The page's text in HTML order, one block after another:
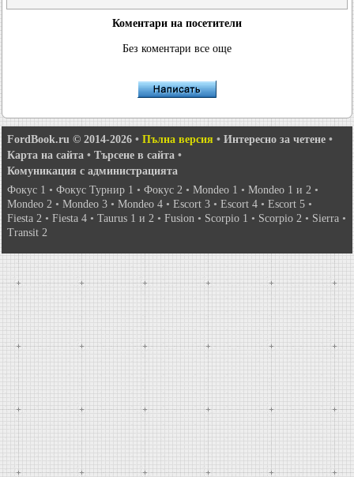
Коментари на посетители
Без коментари все още
FordBook.ru © 2014-2026 • Пълна версия • Интересно за четене •
Карта на сайта • Търсене в сайта •
Комуникация с администрацията
Фокус 1 • Фокус Турнир 1 • Фокус 2 • Mondeo 1 • Mondeo 1 и 2 •
Mondeo 2 • Mondeo 3 • Mondeo 4 • Escort 3 • Escort 4 • Escort 5 •
Fiesta 2 • Fiesta 4 • Taurus 1 и 2 • Fusion • Scorpio 1 • Scorpio 2 • Sierra •
Transit 2